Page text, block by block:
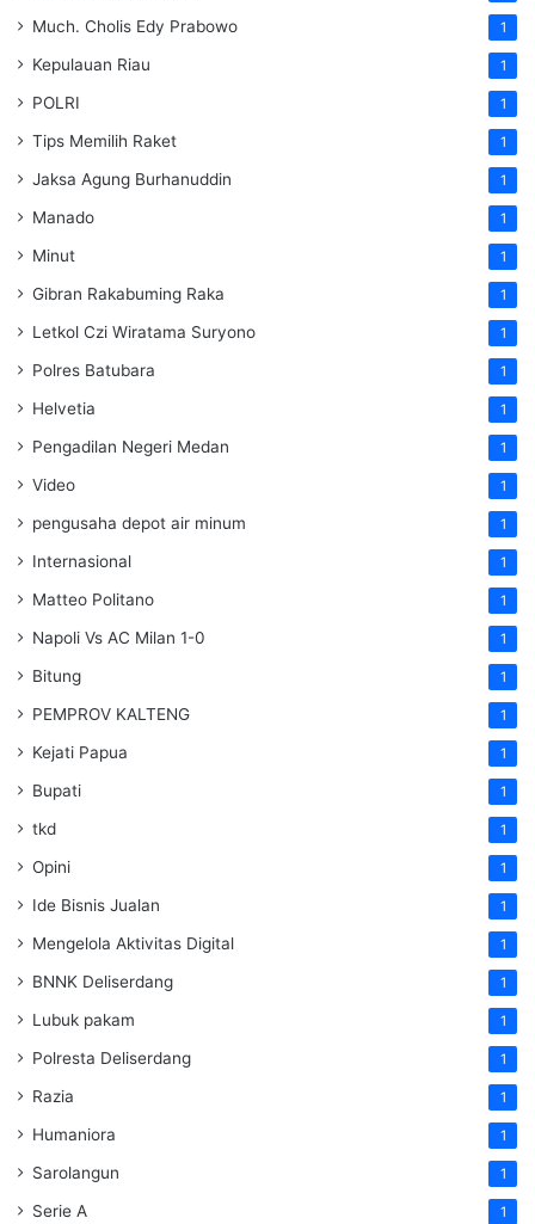
Much. Cholis Edy Prabowo 1
Kepulauan Riau 1
POLRI 1
Tips Memilih Raket 1
Jaksa Agung Burhanuddin 1
Manado 1
Minut 1
Gibran Rakabuming Raka 1
Letkol Czi Wiratama Suryono 1
Polres Batubara 1
Helvetia 1
Pengadilan Negeri Medan 1
Video 1
pengusaha depot air minum 1
Internasional 1
Matteo Politano 1
Napoli Vs AC Milan 1-0 1
Bitung 1
PEMPROV KALTENG 1
Kejati Papua 1
Bupati 1
tkd 1
Opini 1
Ide Bisnis Jualan 1
Mengelola Aktivitas Digital 1
BNNK Deliserdang 1
Lubuk pakam 1
Polresta Deliserdang 1
Razia 1
Humaniora 1
Sarolangun 1
Serie A 1